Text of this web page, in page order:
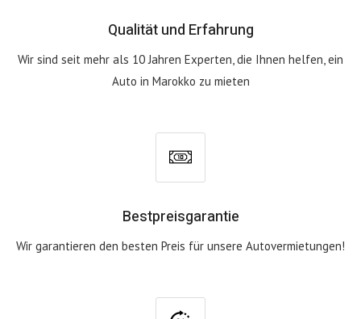
Qualität und Erfahrung
Wir sind seit mehr als 10 Jahren Experten, die Ihnen helfen, ein
Auto in Marokko zu mieten
Bestpreisgarantie
Wir garantieren den besten Preis für unsere Autovermietungen!